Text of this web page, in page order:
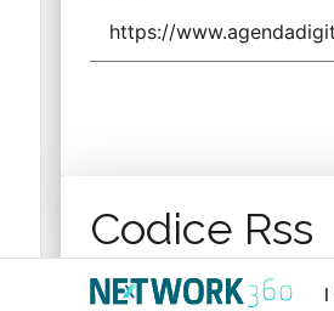
Codice Rss
RSS link